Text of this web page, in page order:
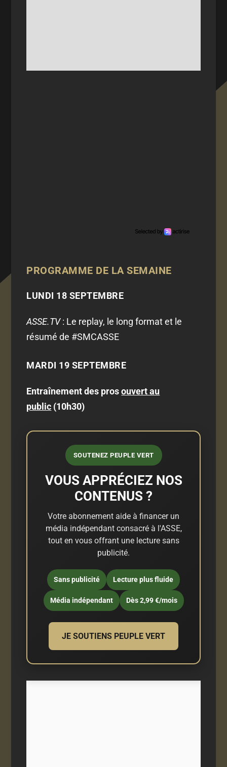
PROGRAMME DE LA SEMAINE
LUNDI 18 SEPTEMBRE
ASSE.TV: Le replay, le long format et le
résumé de #SMCASSE
MARDI 19 SEPTEMBRE
Entraînement des prosouvert au
public (10h30)
SOUTENEZ PEUPLE VERT
VOUS APPRÉCIEZ NOS
CONTENUS ?
Votre abonnement aide à financer un
média indépendant consacré à l'ASSE,
tout en vous offrant une lecture sans
publicité.
Sans publicité Lecture plus fluide
Média indépendant Dès 2,99 €/mois
JE SOUTIENS PEUPLE VERT